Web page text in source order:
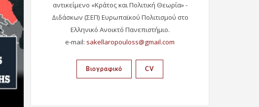
αντικείμενο «Κράτος και Πολιτική Θεωρία» -
Διδάσκων (ΣΕΠ) Ευρωπαϊκού Πολιτισμού στο
Ελληνικό Ανοικτό Πανεπιστήμιο.
e-mail:
Βιογραφικό CV